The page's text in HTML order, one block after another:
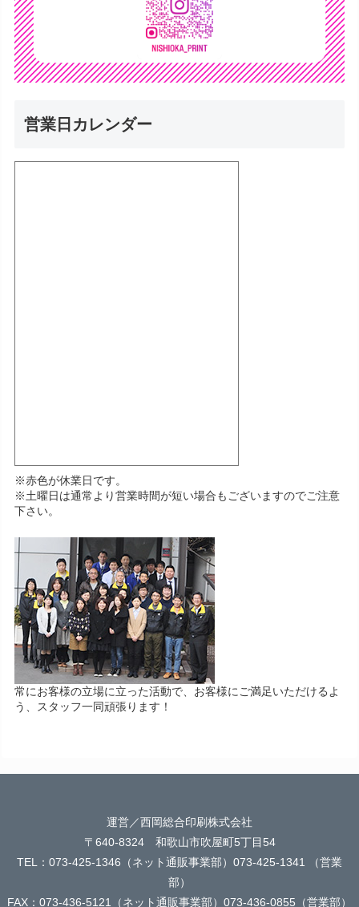
営業日カレンダー
※赤色が休業日です。
※土曜日は通常より営業時間が短い場合もございますのでご注意
下さい。
常にお客様の立場に立った活動で、お客様にご満足いただけるよ
う、スタッフ一同頑張ります！
運営／西岡総合印刷株式会社
〒640-8324 和歌山市吹屋町5丁目54
TEL：073-425-1346（ネット通販事業部）073-425-1341 （営業
部）
FAX：073-436-5121（ネット通販事業部）073-436-0855（営業部）